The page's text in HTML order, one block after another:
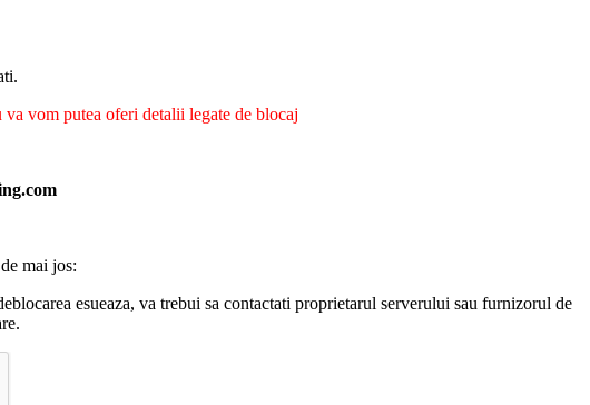
vom putea oferi detalii legate de blocaj
mai jos:
esueaza, va trebui sa contactati proprietarul serverului sau furnizorul de